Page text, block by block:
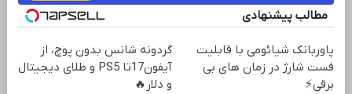
مطالب پیشنهادی
پاوربانک شیائومی با قابلیت
فست شارژ در زمان های بی
برقی⚡
گردونه شانس بدون پوچ، از
آیفون17تا PS5 و طلای دیجیتال
و دلار🔥